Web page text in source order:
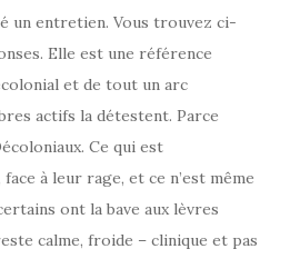
un entretien. Vous trouvez ci-
Elle est une référence
et de tout un arc
actifs la détestent. Parce
Ce qui est
à leur rage, et ce n’est même
ont la bave aux lèvres
calme, froide – clinique et pas